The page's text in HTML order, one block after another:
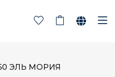
ЭЛЬ МОРИЯ